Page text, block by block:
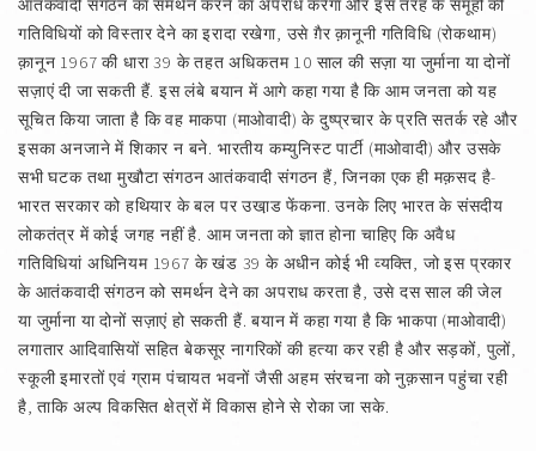
आतंकवादी संगठन का समर्थन करने का अपराध करेगा और इस तरह के समूहों की
गतिविधियों को विस्तार देने का इरादा रखेगा, उसे ग़ैर क़ानूनी गतिविधि (रोकथाम)
क़ानून 1967 की धारा 39 के तहत अधिकतम 10 साल की सज़ा या जुर्माना या दोनों
सज़ाएं दी जा सकती हैं. इस लंबे बयान में आगे कहा गया है कि आम जनता को यह
सूचित किया जाता है कि वह माकपा (माओवादी) के दुष्प्रचार के प्रति सतर्क रहे और
इसका अनजाने में शिकार न बने. भारतीय कम्युनिस्ट पार्टी (माओवादी) और उसके
सभी घटक तथा मुखौटा संगठन आतंकवादी संगठन हैं, जिनका एक ही मक़सद है-
भारत सरकार को हथियार के बल पर उखा़ड फेंकना. उनके लिए भारत के संसदीय
लोकतंत्र में कोई जगह नहीं है. आम जनता को ज्ञात होना चाहिए कि अवैध
गतिविधियां अधिनियम 1967 के खंड 39 के अधीन कोई भी व्यक्ति, जो इस प्रकार
के आतंकवादी संगठन को समर्थन देने का अपराध करता है, उसे दस साल की जेल
या जुर्माना या दोनों सज़ाएं हो सकती हैं. बयान में कहा गया है कि भाकपा (माओवादी)
लगातार आदिवासियों सहित बेकसूर नागरिकों की हत्या कर रही है और सड़कों, पुलों,
स्कूली इमारतों एवं ग्राम पंचायत भवनों जैसी अहम संरचना को नुक़सान पहुंचा रही
है, ताकि अल्प विकसित क्षेत्रों में विकास होने से रोका जा सके.